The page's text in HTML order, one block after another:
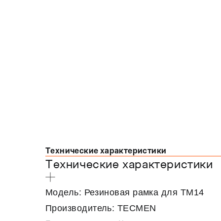
Технические характеристики
Технические характеристики
Модель: Резиновая рамка для ТМ14
Производитель: TECMEN